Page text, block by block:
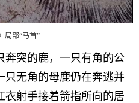
局部“马首”
突的鹿，一只有角的公
只无角的母鹿仍在奔逃并
衣射手接着箭指所向的居